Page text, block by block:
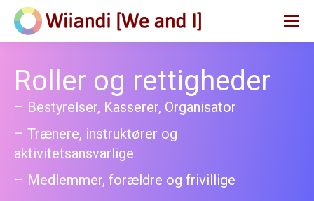
Roller og rettigheder
– Bestyrelser, Kasserer, Organisator
– Trænere, instruktører og
aktivitetsansvarlige
– Medlemmer, forældre og frivillige